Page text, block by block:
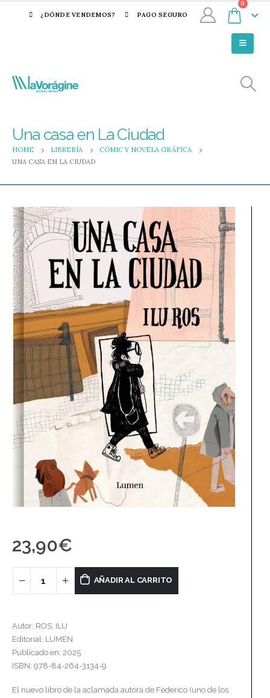
¿DÓNDE VENDEMOS? PAGO SEGURO
0
Una casa en La Ciudad
HOME LIBRERÍA
CÓMIC Y NOVELA GRÁFICA
UNA CASA EN LA CIUDAD
23,90€
AÑADIR AL CARRITO
Autor: ROS, ILU
Editorial: LUMEN
Publicado en: 2025
ISBN: 978-84-264-3134-9
El nuevo libro de la aclamada autora de Federico (uno de los